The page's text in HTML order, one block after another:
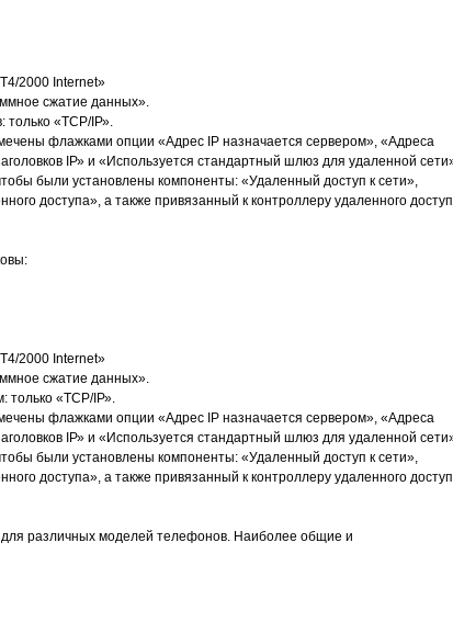
2000 Internet»
сжатие данных».
только «ТСР/IР».
флажками опции «Адрес IР назначается сервером», «Адреса
IР» и «Используется стандартный шлюз для удаленной
были установлены компоненты: «Удаленный доступ к сети»,
доступа», а также привязанный к контроллеру удаленного
2000 Internet»
сжатие данных».
только «ТСР/IР».
флажками опции «Адрес IР назначается сервером», «Адреса
IР» и «Используется стандартный шлюз для удаленной
были установлены компоненты: «Удаленный доступ к сети»,
доступа», а также привязанный к контроллеру удаленного
для различных моделей телефонов. Наиболее общие и